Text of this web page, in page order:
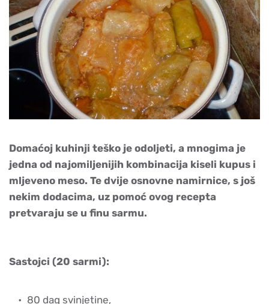
Domaćoj kuhinji teško je odoljeti, a mnogima je
jedna od najomiljenijih kombinacija kiseli kupus i
mljeveno meso. Te dvije osnovne namirnice, s još
nekim dodacima, uz pomoć ovog recepta
pretvaraju se u finu sarmu.
Sastojci (20 sarmi):
80 dag svinjetine,